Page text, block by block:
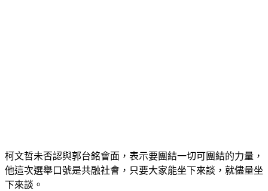
柯文哲未否認與郭台銘會面，表示要團結一切可團結的力量，
他這次選舉口號是共融社會，只要大家能坐下來談，就儘量坐
下來談。